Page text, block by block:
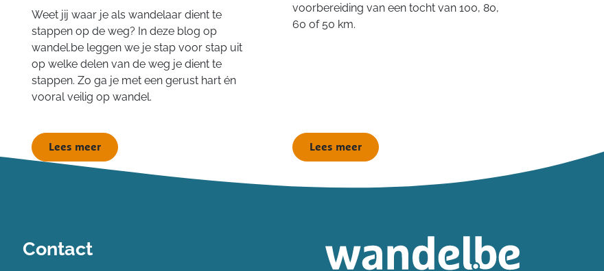
Weet jij waar je als wandelaar dient te
stappen op de weg? In deze blog op
wandel.be leggen we je stap voor stap uit
op welke delen van de weg je dient te
stappen. Zo ga je met een gerust hart én
vooral veilig op wandel.
Lees meer
voorbereiding van een tocht van 100, 80,
60 of 50 km.
Lees meer
Contact